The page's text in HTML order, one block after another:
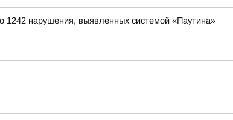
1242 нарушения, выявленных системой «Паутина»